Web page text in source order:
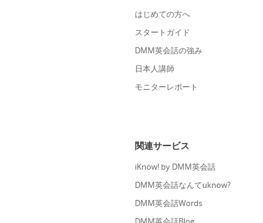
はじめての方へ
スタートガイド
DMM英会話の強み
日本人講師
モニターレポート
関連サービス
iKnow! by DMM英会話
DMM英会話なんてuknow?
DMM英会話Words